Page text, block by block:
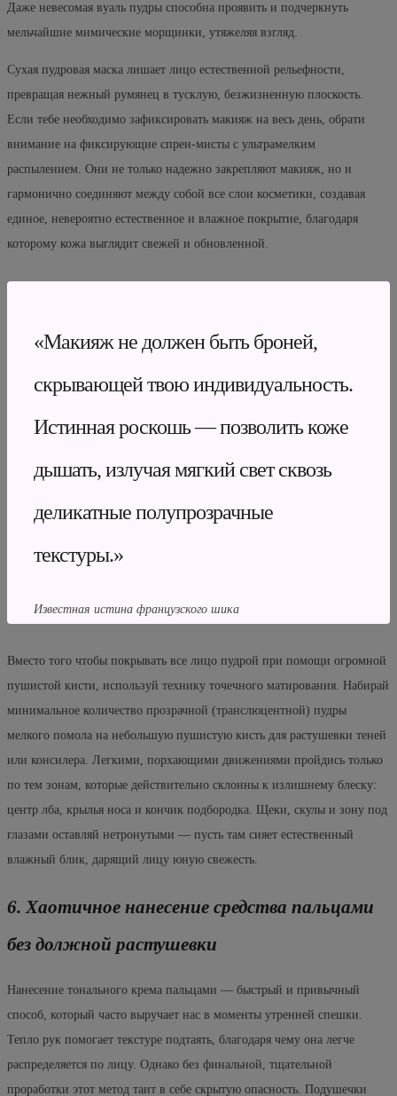
Даже невесомая вуаль пудры способна проявить и подчеркнуть
мельчайшие мимические морщинки, утяжеляя взгляд.
Сухая пудровая маска лишает лицо естественной рельефности,
превращая нежный румянец в тусклую, безжизненную плоскость.
Если тебе необходимо зафиксировать макияж на весь день, обрати
внимание на фиксирующие спреи-мисты с ультрамелким
распылением. Они не только надежно закрепляют макияж, но и
гармонично соединяют между собой все слои косметики, создавая
единое, невероятно естественное и влажное покрытие, благодаря
которому кожа выглядит свежей и обновленной.
«Макияж не должен быть броней,
скрывающей твою индивидуальность.
Истинная роскошь — позволить коже
дышать, излучая мягкий свет сквозь
деликатные полупрозрачные
текстуры.»
Известная истина французского шика
Вместо того чтобы покрывать все лицо пудрой при помощи огромной
пушистой кисти, используй технику точечного матирования. Набирай
минимальное количество прозрачной (транслюцентной) пудры
мелкого помола на небольшую пушистую кисть для растушевки теней
или консилера. Легкими, порхающими движениями пройдись только
по тем зонам, которые действительно склонны к излишнему блеску:
центр лба, крылья носа и кончик подбородка. Щеки, скулы и зону под
глазами оставляй нетронутыми — пусть там сияет естественный
влажный блик, дарящий лицу юную свежесть.
6. Хаотичное нанесение средства пальцами
без должной растушевки
Нанесение тонального крема пальцами — быстрый и привычный
способ, который часто выручает нас в моменты утренней спешки.
Тепло рук помогает текстуре подтаять, благодаря чему она легче
распределяется по лицу. Однако без финальной, тщательной
проработки этот метод таит в себе скрытую опасность. Подушечки